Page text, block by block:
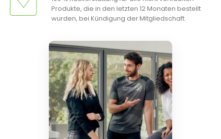
Produkte, die in den letzten 12 Monaten bestellt
wurden, bei Kündigung der Mitgliedschaft.